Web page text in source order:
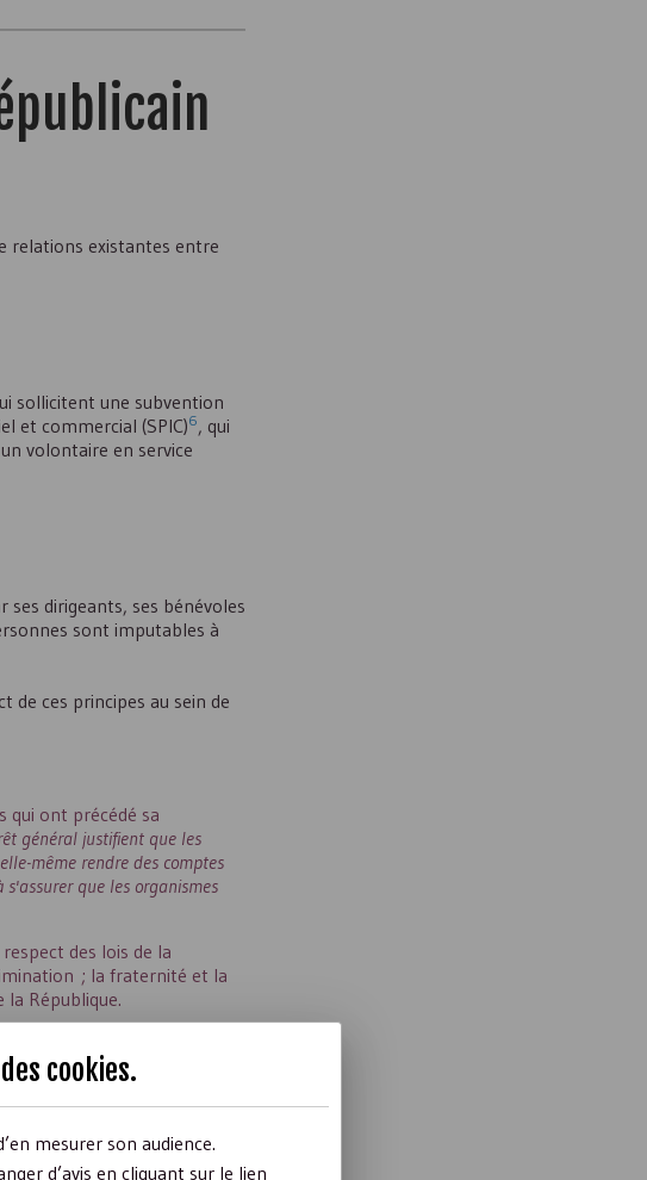
relations existantes entre
sollicitent une subvention
et commercial (SPIC)6, qui
volontaire en service
dirigeants, ses bénévoles
sont imputables à
de ces principes au sein de
qui ont précédé sa
général justifient que les
même rendre des comptes
que les organismes
des lois de la
; la fraternité et la
République.
cookies.
mesurer son audience.
d’avis en cliquant sur le lien